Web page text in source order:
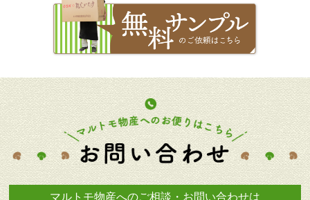
マルトモ物産へのご相談・お問い合わせは